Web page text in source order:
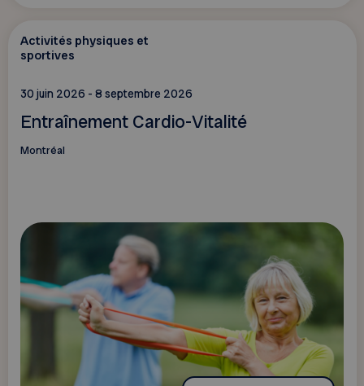
Activités physiques et
sportives
30 juin 2026 - 8 septembre 2026
Entraînement Cardio-Vitalité
Montréal